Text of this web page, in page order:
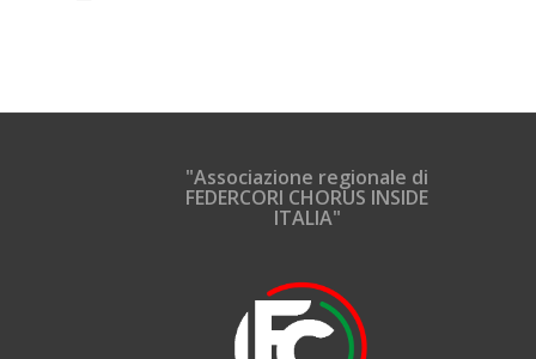
"Associazione regionale di
FEDERCORI CHORUS INSIDE
ITALIA"